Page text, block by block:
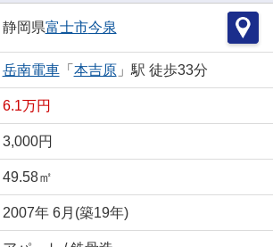
静岡県富士市今泉
岳南電車「 本吉原」駅 徒歩33分
6.1万円
3,000円
49.58㎡
2007年 6月(築19年)